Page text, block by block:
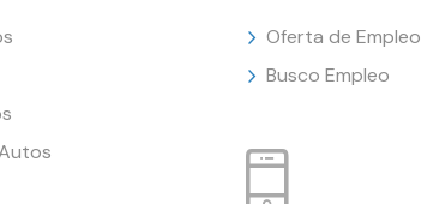
Oferta de Empleo
Busco Empleo